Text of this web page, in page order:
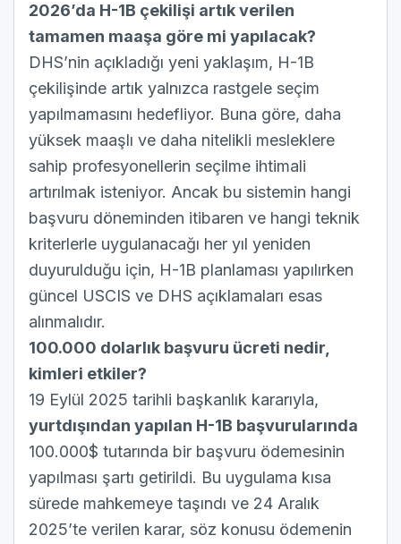
2026’da H-1B çekilişi artık verilen
tamamen maaşa göre mi yapılacak?
DHS’nin açıkladığı yeni yaklaşım, H-1B
çekilişinde artık yalnızca rastgele seçim
yapılmamasını hedefliyor. Buna göre, daha
yüksek maaşlı ve daha nitelikli mesleklere
sahip profesyonellerin seçilme ihtimali
artırılmak isteniyor. Ancak bu sistemin hangi
başvuru döneminden itibaren ve hangi teknik
kriterlerle uygulanacağı her yıl yeniden
duyurulduğu için, H-1B planlaması yapılırken
güncel USCIS ve DHS açıklamaları esas
alınmalıdır.
100.000 dolarlık başvuru ücreti nedir,
kimleri etkiler?
19 Eylül 2025 tarihli başkanlık kararıyla,
yurtdışından yapılan H-1B başvurularında
100.000$ tutarında bir başvuru ödemesinin
yapılması şartı getirildi. Bu uygulama kısa
sürede mahkemeye taşındı ve 24 Aralık
2025’te verilen karar, söz konusu ödemenin